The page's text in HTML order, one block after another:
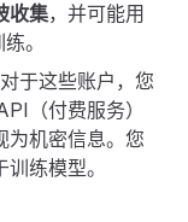
收集，并可能用
。
于这些账户，您
（付费服务）
为机密信息。您
训练模型。